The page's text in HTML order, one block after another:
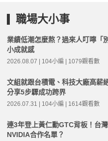
職場大小事
業績低潮怎麼熬？過來人叮嚀「
小成就感
2026.08.07 | 104小編 | 1079觀看數
文組就跟台積電、科技大廠高薪
分享5步驟成功跨界
2026.07.31 | 104小編 | 1614觀看數
連3年登上黃仁勳GTC背板！台
NVIDIA合作名單？